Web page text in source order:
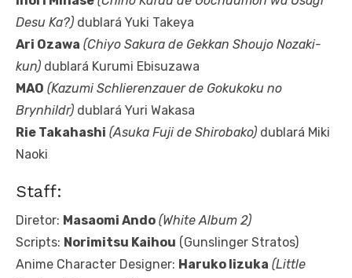
Desu Ka?) dublará Yuki Takeya
Ari Ozawa (Chiyo Sakura de Gekkan Shoujo Nozaki-
kun) dublará Kurumi Ebisuzawa
MAO (Kazumi Schlierenzauer de Gokukoku no
Brynhildr) dublará Yuri Wakasa
Rie Takahashi (Asuka Fuji de Shirobako) dublará Miki
Naoki
Staff:
Diretor: Masaomi Ando (White Album 2)
Scripts: Norimitsu Kaihou (Gunslinger Stratos)
Anime Character Designer: Haruko Iizuka (Little